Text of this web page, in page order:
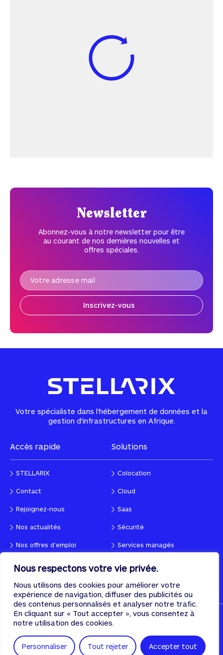
Nous respectons votre vie privée.
Nous utilisons des cookies pour améliorer votre
expérience de navigation, diffuser des publicités ou
des contenus personnalisés et analyser notre trafic.
En cliquant sur « Tout accepter », vous consentez à
notre utilisation des cookies.
Personnaliser Tout rejeter Accepter tout
Newsletter
Abonnez-vous à notre newsletter pour être
au courant de nos dernières nouvelles et
offres spéciales.
Inscrivez-vous
Votre spécialiste dans l'hébergement de données et la
gestion d'infrastructures en Afrique.
Accès rapide
STELLARIX
Contact
Rejoignez-nous
Nos actualités
Nos offres d’emploi
Solutions
Colocation
Cloud
Saas
Sécurité
Services managés
Suivez-nous ! Contactez-nous
Tous droits réservés © 2026, STELLARIX
Designed & developed with ♡ byPULSE